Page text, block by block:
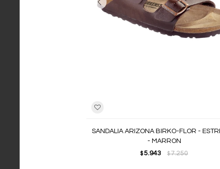
SANDALIA ARIZONA BIRKO-FLOR -
- MARRON
$5.943 $7.250